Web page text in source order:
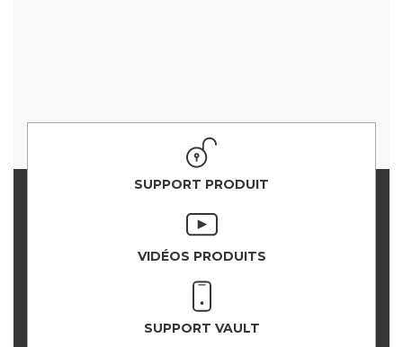
SUPPORT PRODUIT
VIDÉOS PRODUITS
SUPPORT VAULT